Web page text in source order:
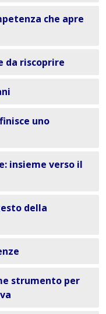
che apre
da riscoprire
uno
insieme verso il
della
strumento per